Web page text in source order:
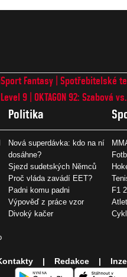
Fantasy Spotřebitelské
9 OKTAGON 92: Szabová
Politika
Nová superdávka: kdo na ní
dosáhne?
Sjezd sudetských Němců
Proč vláda zavádí EET?
Padni komu padni
Výpověď z práce vzor
Divoký kačer
F1
Redakce